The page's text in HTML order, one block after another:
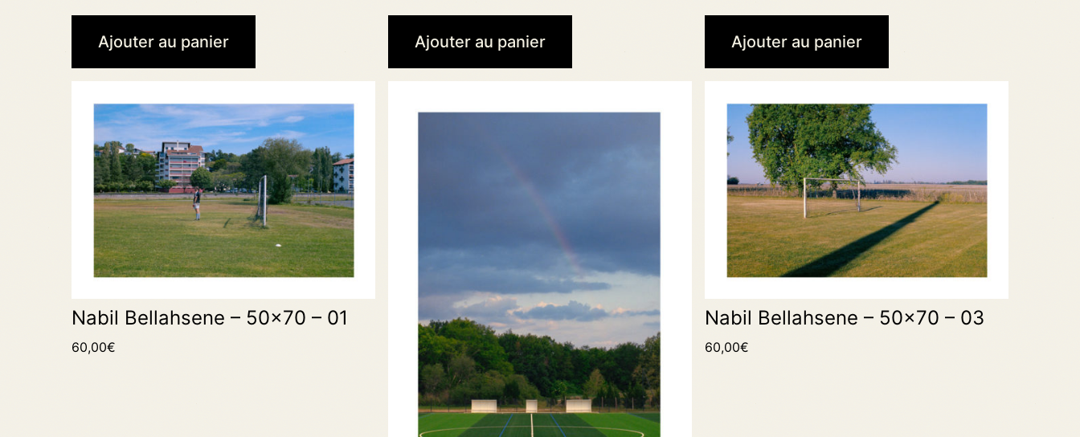
Ajouter au panier Ajouter au panier Ajouter au panier
Nabil Bellahsene – 50×70 – 01
60,00€
Nabil Bellahsene – 50×70 – 03
60,00€